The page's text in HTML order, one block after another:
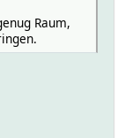
Raum,